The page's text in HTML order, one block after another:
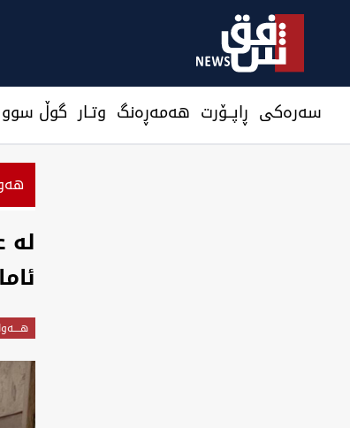
سەرەکی ڕاپــۆرت هه‌مه‌ڕه‌نگ وتـار گوڵ سوو
له